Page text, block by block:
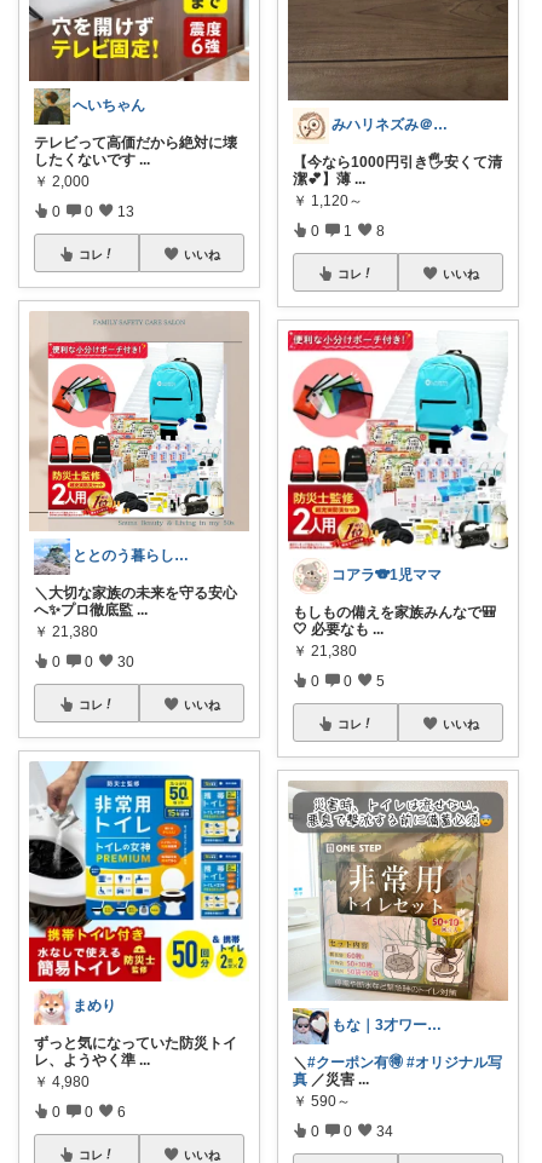
へいちゃん
テレビって高価だから絶対に壊
したくないです ...
￥ 2,000
0 0 13
コレ いいね
ととのう暮らし50代♥サウナ美容
＼大切な家族の未来を守る安心
へ✨プロ徹底監 ...
￥ 21,380
0 0 30
コレ いいね
まめり
ずっと気になっていた防災トイ
レ、ようやく準 ...
￥ 4,980
0 0 6
コレ いいね
みハリネズみ＠健康オタク
【今なら1000円引き🖐️安くて清
潔💕】薄 ...
￥ 1,120～
0 1 8
コレ いいね
コアラ🐨1児ママ
もしもの備えを家族みんなで🎒
🤍 必要なも ...
￥ 21,380
0 0 5
コレ いいね
もな｜3才ワーママ👧🏻🤍お礼プロフ
＼#クーポン有🉐 #オリジナル写
真 ／災害 ...
￥ 590～
0 0 34